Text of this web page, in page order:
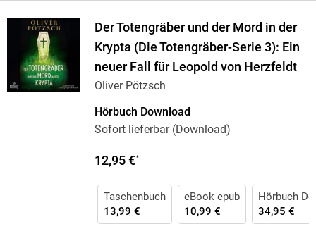
Der Totengräber und der Mord in der
Krypta (Die Totengräber-Serie 3): Ein
neuer Fall für Leopold von Herzfeldt
Oliver Pötzsch
Hörbuch Download
Sofort lieferbar (Download)
12,95 €*
Taschenbuch
13,99 €
eBook epub
10,99 €
Hörbuch
34,95 €